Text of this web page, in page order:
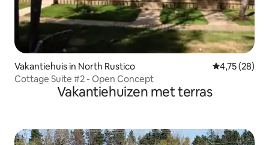
Vakantiehuis in North Rustico Gemiddelde
4,75 (28)
Cottage Suite #2 - Open Concept
Vakantiehuizen met terras